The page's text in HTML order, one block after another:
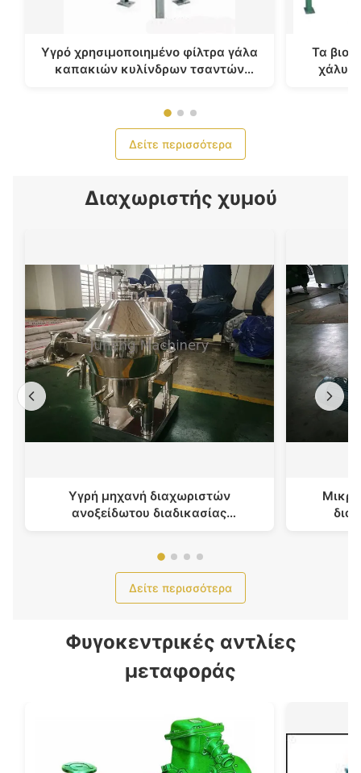
Υγρό χρησιμοποιημένο φίλτρα γάλα
καπακιών κυλίνδρων τσαντών
Τα
Δείτε περισσότερα
Διαχωριστής χυμού
Υγρή μηχανή διαχωριστών
ανοξείδωτου διαδικασίας
Δείτε περισσότερα
Φυγοκεντρικές αντλίες
μεταφοράς